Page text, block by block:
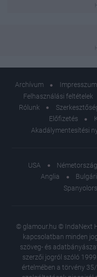
Archívum Impresszum
Felhasználási feltételek
Rólunk
Előfizetés
Akadálymentesítési
USA Németország
Anglia
© glamour.hu © IndaNext
kapcsolatban minden
szöveg- és
szerzői jogról szóló
értelmében a törvény